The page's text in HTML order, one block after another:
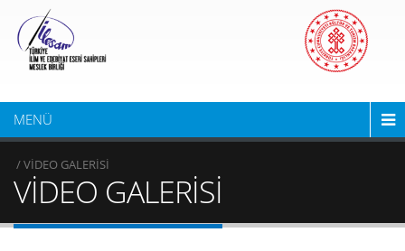
MENÜ
/ VİDEO GALERİSİ
VİDEO GALERİSİ